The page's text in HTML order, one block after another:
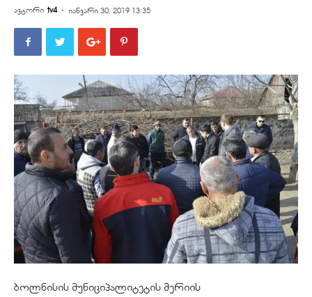
ავტორი tv4 - იანვარი 30, 2019 13:35
ბოლნისის მუნიციპალიტეტის მერიის